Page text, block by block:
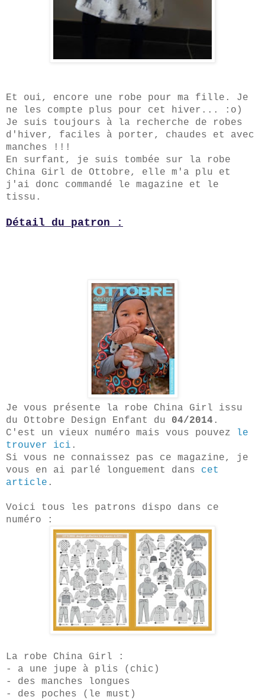
Et oui, encore une robe pour ma fille. Je
ne les compte plus pour cet hiver... :o)
Je suis toujours à la recherche de robes
d'hiver, faciles à porter, chaudes et avec
manches !!!
En surfant, je suis tombée sur la robe
China Girl de Ottobre, elle m'a plu et
j'ai donc commandé le magazine et le
tissu.
Détail du patron :
Je vous présente la robe China Girl issu
du Ottobre Design Enfant du 04/2014 .
C'est un vieux numéro mais vous pouvez
le
trouver ici .
Si vous ne connaissez pas ce magazine, je
vous en ai parlé longuement dans cet
article .
Voici tous les patrons dispo dans ce
numéro :
La robe China Girl :
- a une jupe à plis (chic)
- des manches longues
- des poches (le must)